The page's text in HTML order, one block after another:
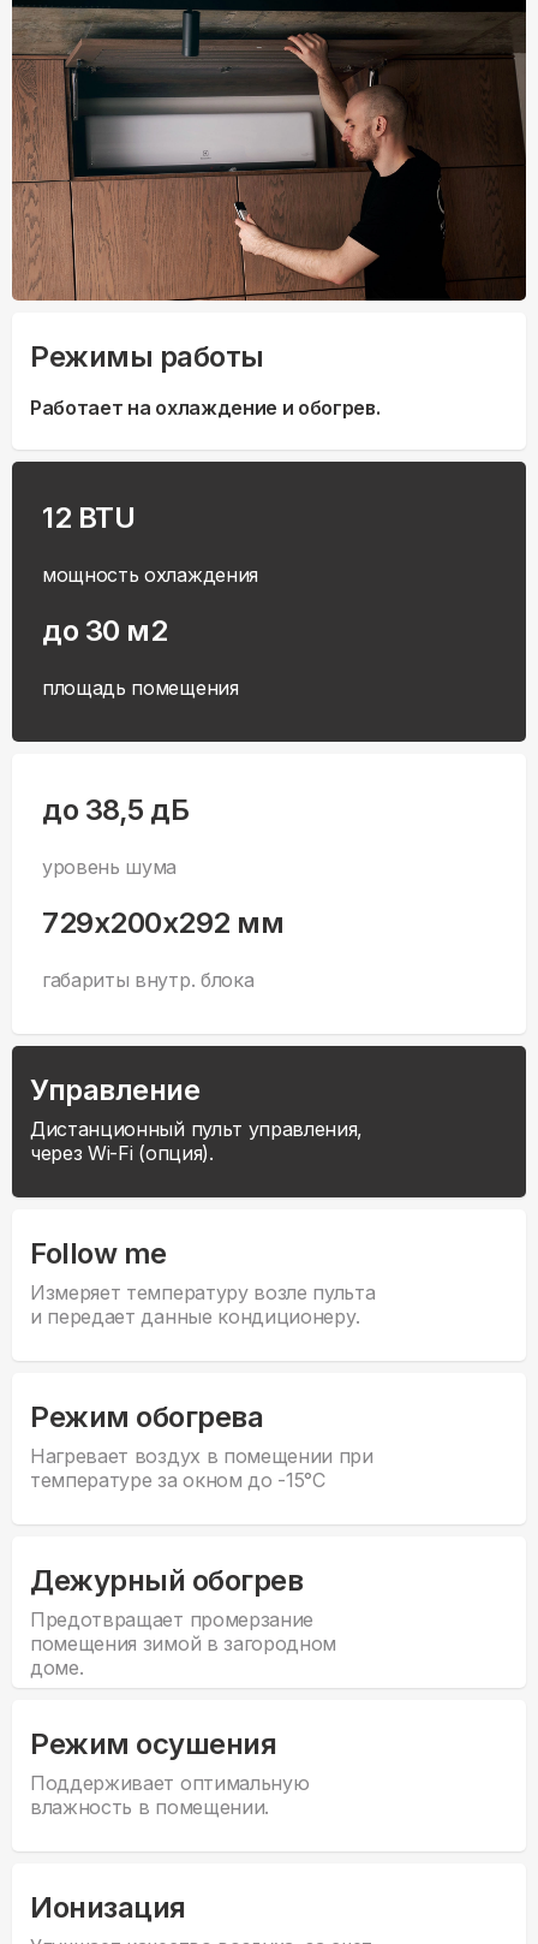
Режимы работы
Работает на охлаждение и обогрев.
12 BTU
мощность охлаждения
до 30 м2
площадь помещения
до 38,5 дБ
уровень шума
729x200x292 мм
габариты внутр. блока
Управление
Дистанционный пульт управления,
через Wi-Fi (опция).
Follow me
Измеряет температуру возле пульта
и передает данные кондиционеру.
Режим обогрева
Нагревает воздух в помещении при
температуре за окном до -15°С
Дежурный обогрев
Предотвращает промерзание
помещения зимой в загородном
доме.
Режим осушения
Поддерживает оптимальную
влажность в помещении.
Ионизация